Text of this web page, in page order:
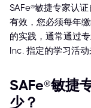
SAFe®敏捷专家认
有效，您必须每年
的实践，通常通过
Inc. 指定的学习活动
SAFe®敏捷
少？